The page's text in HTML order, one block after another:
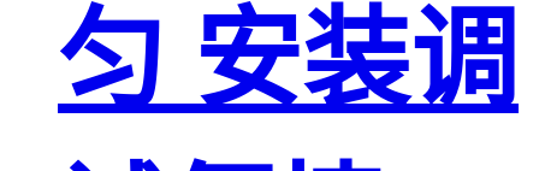
匀 安装调